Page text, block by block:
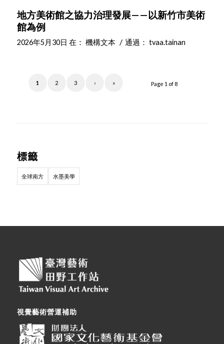
地方美術館之協力治理發展——以新竹市美術
館為例
2026年5月30日 在： 機構文本 / 通過： tvaa.tainan
Page 1 of 8
1 2 3 › »
標籤
全球南方 水墨美學
視覺藝術營運補助